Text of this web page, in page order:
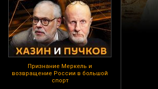
Признание Меркель и
возвращение России в большой
спорт